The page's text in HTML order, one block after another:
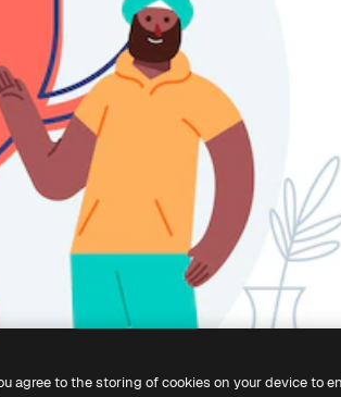
agree to the storing of cookies on your device to